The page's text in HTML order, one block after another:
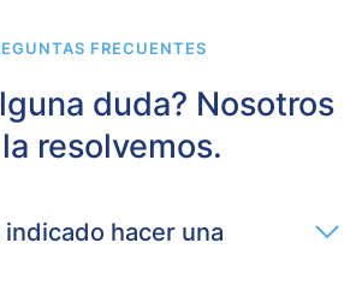
FRECUENTES
duda? Nosotros
resolvemos.
hacer una